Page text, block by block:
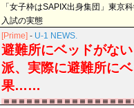
「女子枠はSAPIX出身集団」東京
入試の実態
[Prime] - U-1 NEWS.
避難所にベッドがな
派、実際に避難所に
果……